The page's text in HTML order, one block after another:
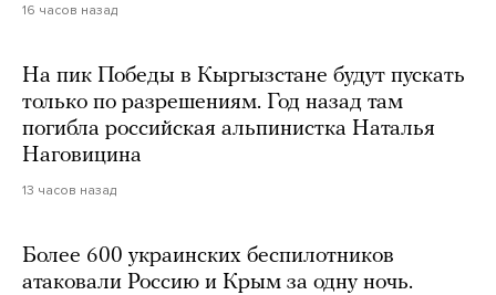
16 часов назад
На пик Победы в Кыргызстане будут пускать
только по разрешениям. Год назад там
погибла российская альпинистка Наталья
Наговицина
13 часов назад
Более 600 украинских беспилотников
атаковали Россию и Крым за одну ночь.